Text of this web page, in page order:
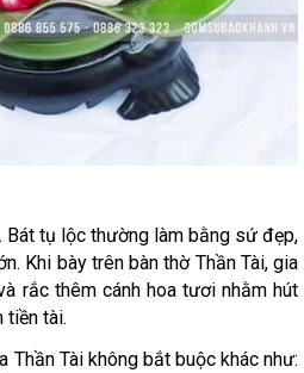
Bát tụ lộc thường làm bằng sứ đẹp,
Khi bày trên bàn thờ Thần Tài, gia
rắc thêm cánh hoa tươi nhằm hút
tiền tài.
Tài không bắt buộc khác như: